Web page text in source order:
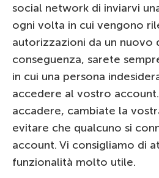
social network di inviarvi
ogni volta in cui vengono
autorizzazioni da un nuovo
conseguenza, sarete
in cui una persona
accedere al vostro
accadere, cambiate la
evitare che qualcuno si
account. Vi consigliamo di
funzionalità molto utile.